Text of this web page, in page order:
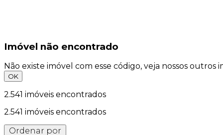
Imóvel não encontrado
Não existe imóvel com esse código, veja nossos outros
OK
2.541 imóveis encontrados
2.541 imóveis encontrados
Ordenar por